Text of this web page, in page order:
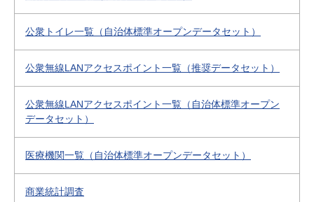
公衆トイレ一覧（自治体標準オープンデータセット）
公衆無線LANアクセスポイント一覧（推奨データセット）
公衆無線LANアクセスポイント一覧（自治体標準オープン
データセット）
医療機関一覧（自治体標準オープンデータセット）
商業統計調査